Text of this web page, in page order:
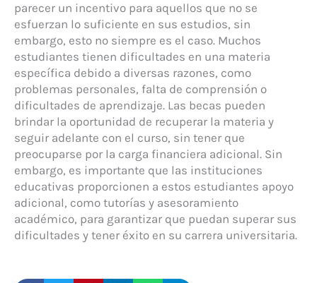
parecer un incentivo para aquellos que no se
esfuerzan lo suficiente en sus estudios, sin
embargo, esto no siempre es el caso. Muchos
estudiantes tienen dificultades en una materia
específica debido a diversas razones, como
problemas personales, falta de comprensión o
dificultades de aprendizaje. Las becas pueden
brindar la oportunidad de recuperar la materia y
seguir adelante con el curso, sin tener que
preocuparse por la carga financiera adicional. Sin
embargo, es importante que las instituciones
educativas proporcionen a estos estudiantes apoyo
adicional, como tutorías y asesoramiento
académico, para garantizar que puedan superar sus
dificultades y tener éxito en su carrera universitaria.